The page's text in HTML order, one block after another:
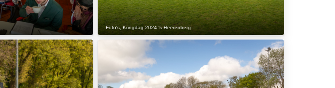
Foto's ,Kringdag 2024 's-Heerenberg